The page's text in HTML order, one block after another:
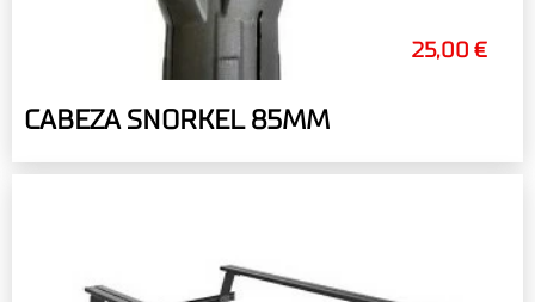
25,00 €
CABEZA SNORKEL 85MM